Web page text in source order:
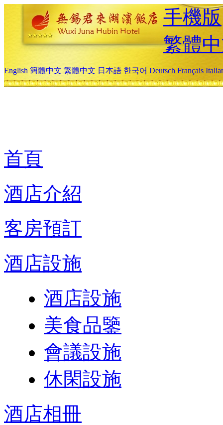
手機版
繁體
English 簡體中文 繁體中文 日本語 한국어 Deutsch Français
首頁
酒店介紹
客房預訂
酒店設施
酒店設施
美食品鑒
會議設施
休閑設施
酒店相冊